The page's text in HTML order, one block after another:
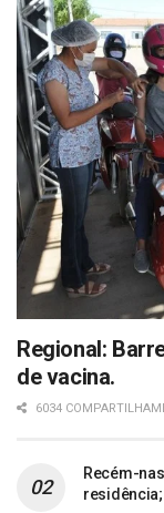
Regional:
de vacina.
6034
Recém-